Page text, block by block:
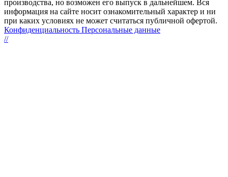
производства, но возможен его выпуск в дальнейшем. Вся
информация на сайте носит ознакомительный характер и ни
при каких условиях не может считаться публичной офертой.
Конфиденциальность Персональные данные
//